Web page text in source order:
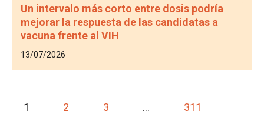
Un intervalo más corto entre dosis podría
mejorar la respuesta de las candidatas a
vacuna frente al VIH
13/07/2026
1 2 3 … 311